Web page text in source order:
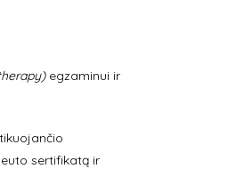
egzaminui ir
sertifikatą ir